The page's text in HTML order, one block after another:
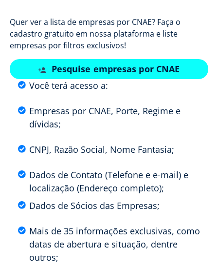
Quer ver a lista de empresas por CNAE? Faça o
cadastro gratuito em nossa plataforma e liste
empresas por filtros exclusivos!
Pesquise empresas por CNAE
Você terá acesso a:
Empresas por CNAE, Porte, Regime e
dívidas;
CNPJ, Razão Social, Nome Fantasia;
Dados de Contato (Telefone e e-mail) e
localização (Endereço completo);
Dados de Sócios das Empresas;
Mais de 35 informações exclusivas, como
datas de abertura e situação, dentre
outros;